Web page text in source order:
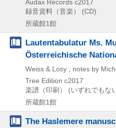
Audax Records c2017
録音資料（音楽） (CD)
所蔵館1館
Lautentabulatur Ms.
Österreichische
Weiss & Losy ; notes by
Tree Edition c2017
楽譜（印刷） (いずれでもな
所蔵館1館
The Haslemere